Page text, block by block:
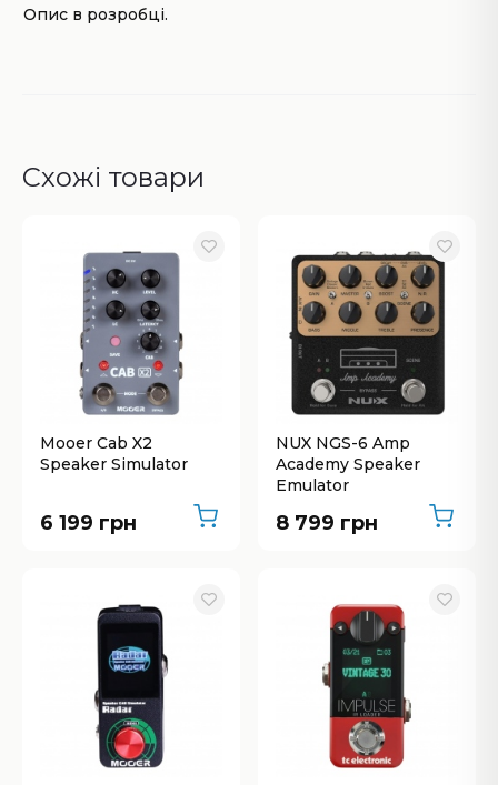
Опис в розробці.
Схожі товари
Mooer Cab X2
Speaker Simulator
6 199 грн
NUX NGS-6 Amp
Academy Speaker
Emulator
8 799 грн